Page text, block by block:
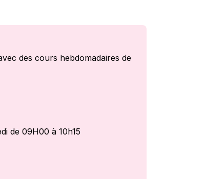
des cours hebdomadaires de
de 09H00 à 10h15